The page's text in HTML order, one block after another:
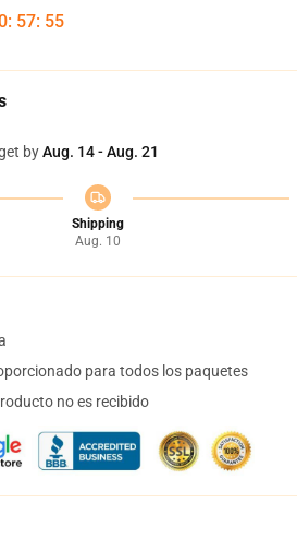
: 57: 54
byAug. 14 - Aug. 21
Shipping
Aug. 10
para todos los paquetes
no es recibido